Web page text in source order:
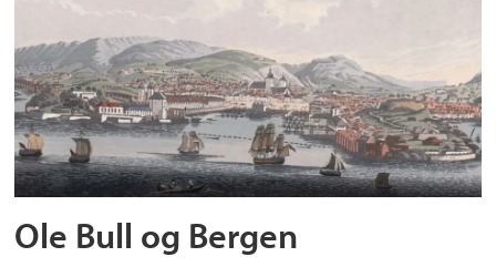
Ole Bull og Bergen